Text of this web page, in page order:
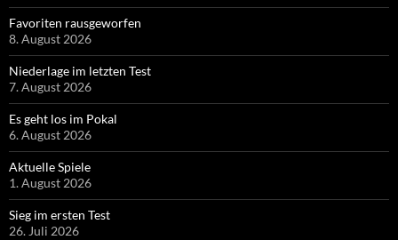
Favoriten rausgeworfen
8. August 2026
Niederlage im letzten Test
7. August 2026
Es geht los im Pokal
6. August 2026
Aktuelle Spiele
1. August 2026
Sieg im ersten Test
26. Juli 2026